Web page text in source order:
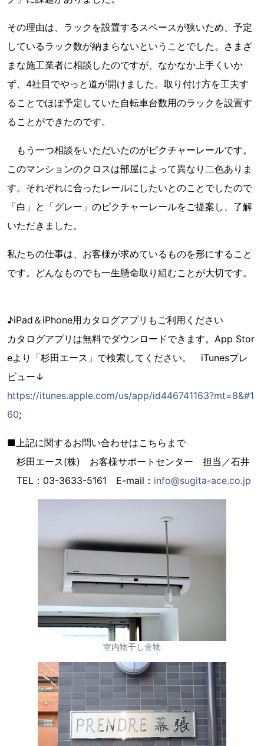
その理由は、ラックを設置するスペースが狭いため、予定
しているラック数が納まらないということでした。さまざ
まな施工業者に相談したのですが、なかなか上手くいか
ず、4社目でやっと道が開けました。取り付け方を工夫す
ることでほぼ予定していた自転車台数用のラックを設置す
ることができたのです。
もう一つ相談をいただいたのがピクチャーレールです。
このマンションのクロスは部屋によって異なり二色ありま
す。それぞれに合ったレールにしたいとのことでしたので
「白」と「グレー」のピクチャーレールをご提案し、了解
いただきました。
私たちの仕事は、お客様が求めているものを形にすること
です。どんなものでも一生懸命取り組むことが大切です。
♪iPad＆iPhone用カタログアプリもご利用ください
カタログアプリは無料でダウンロードできます。App Stor
eより「杉田エース」で検索してください。 iTunesプレ
ビュー↓
https://itunes.apple.com/us/app/id446741163?mt=8&#1
60;
■上記に関するお問い合わせはこちらまで
杉田エース(株) お客様サポートセンター 担当／石井
TEL：03-3633-5161 E-mail： info@sugita-ace.co.jp
室内物干し金物